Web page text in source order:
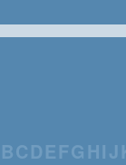
BCDEFG HIJ